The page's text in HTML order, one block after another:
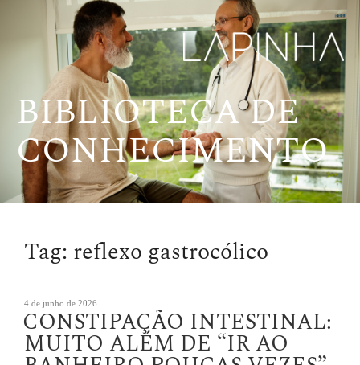
BIBLIOTECA DE
CONHECIMENTO
Tag: reflexo gastrocólico
Publicado
em
4 de junho de 2026
CONSTIPAÇÃO INTESTINAL:
MUITO ALÉM DE “IR AO